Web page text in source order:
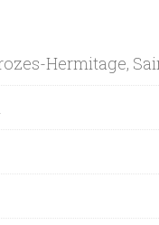
Hermitage,